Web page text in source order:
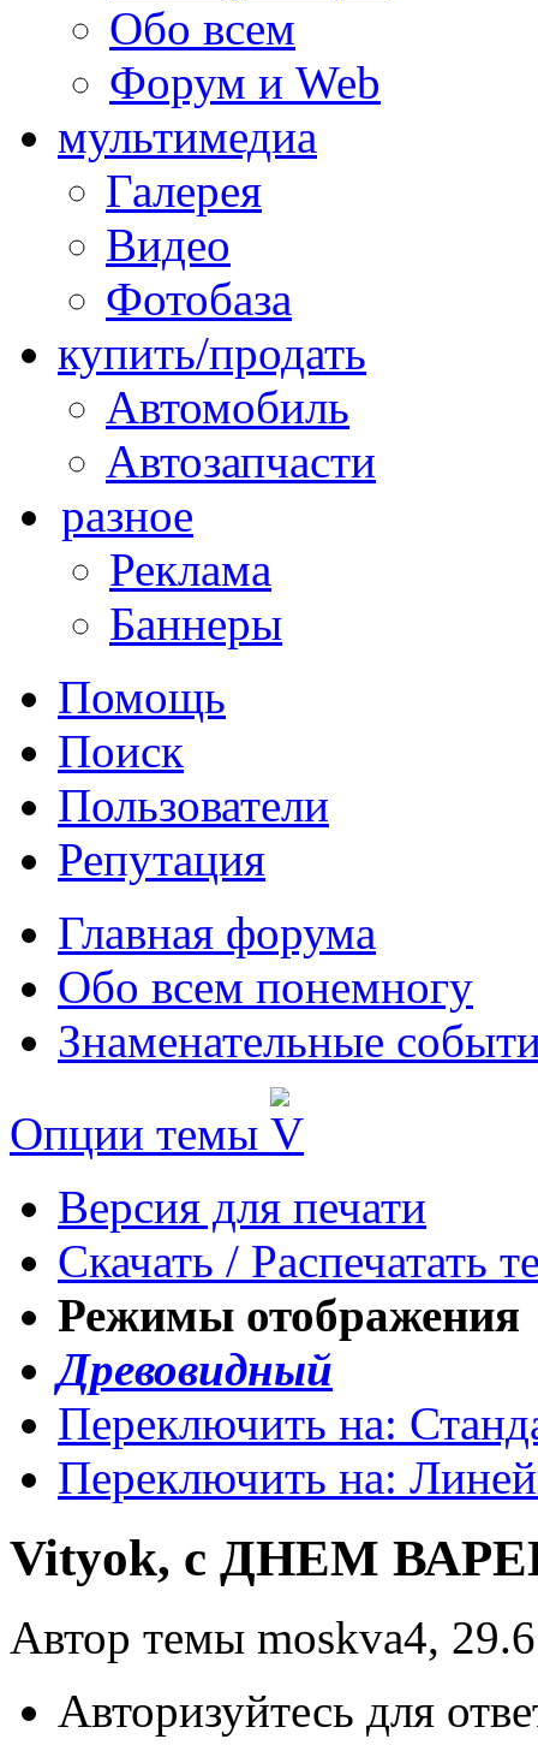
Обо всем
Форум и Web
мультимедиа
Галерея
Видео
Фотобаза
купить/продать
Автомобиль
Автозапчасти
разное
Реклама
Баннеры
Помощь
Поиск
Пользователи
Репутация
Главная форума
Обо всем понемногу
Знаменательные
Опции темы
Версия для печати
Скачать / Распечатать
Режимы отображения
Древовидный
Переключить на:
Переключить на:
Vityok, с ДНЕМ
Автор темы moskva4,
Авторизуйтесь для